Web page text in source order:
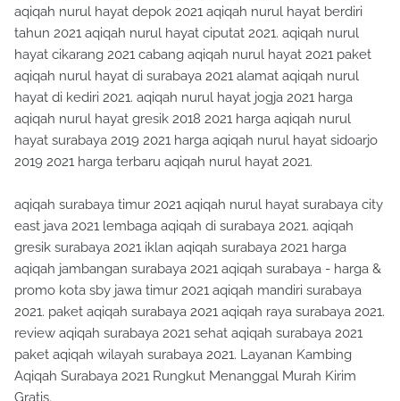
aqiqah nurul hayat depok 2021 aqiqah nurul hayat berdiri
tahun 2021 aqiqah nurul hayat ciputat 2021. aqiqah nurul
hayat cikarang 2021 cabang aqiqah nurul hayat 2021 paket
aqiqah nurul hayat di surabaya 2021 alamat aqiqah nurul
hayat di kediri 2021. aqiqah nurul hayat jogja 2021 harga
aqiqah nurul hayat gresik 2018 2021 harga aqiqah nurul
hayat surabaya 2019 2021 harga aqiqah nurul hayat sidoarjo
2019 2021 harga terbaru aqiqah nurul hayat 2021.
aqiqah surabaya timur 2021 aqiqah nurul hayat surabaya city
east java 2021 lembaga aqiqah di surabaya 2021. aqiqah
gresik surabaya 2021 iklan aqiqah surabaya 2021 harga
aqiqah jambangan surabaya 2021 aqiqah surabaya - harga &
promo kota sby jawa timur 2021 aqiqah mandiri surabaya
2021. paket aqiqah surabaya 2021 aqiqah raya surabaya 2021.
review aqiqah surabaya 2021 sehat aqiqah surabaya 2021
paket aqiqah wilayah surabaya 2021. Layanan Kambing
Aqiqah Surabaya 2021 Rungkut Menanggal Murah Kirim
Gratis.